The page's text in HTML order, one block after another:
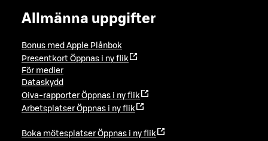
Allmänna uppgifter
Bonus med Apple Plånbok
Presentkort Öppnas i ny flik
För medier
Dataskydd
Oiva-rapporter Öppnas i ny flik
Arbetsplatser Öppnas i ny flik
Boka mötesplatser Öppnas i ny flik